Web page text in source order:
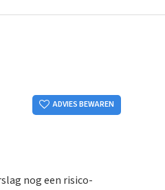
ADVIES BEWAREN
nog een risico-